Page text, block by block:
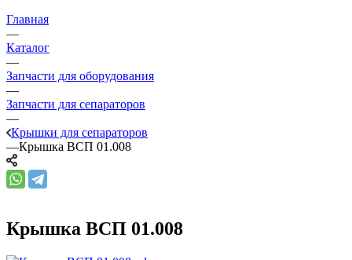
Главная
—
Каталог
—
Запчасти для оборудования
—
Запчасти для сепараторов
—
Крышки для сепараторов
—Крышка ВСП 01.008
Крышка ВСП 01.008